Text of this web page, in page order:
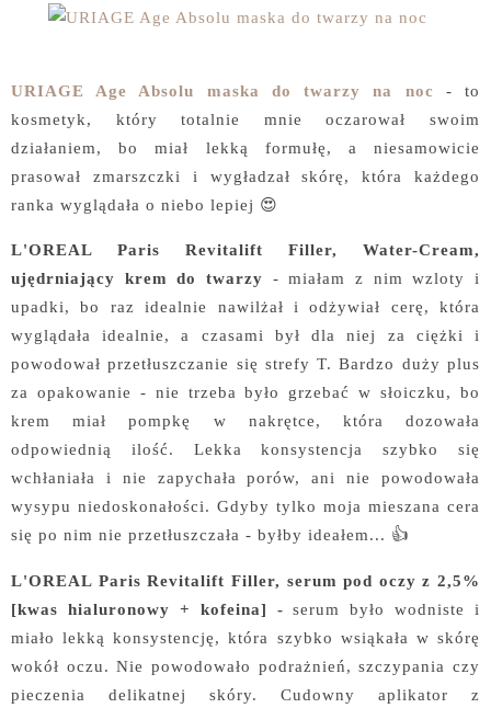
URIAGE Age Absolu maska do twarzy na noc - to
kosmetyk, który totalnie mnie oczarował swoim
działaniem, bo miał lekką formułę, a niesamowicie
prasował zmarszczki i wygładzał skórę, która każdego
ranka wyglądała o niebo lepiej 😍
L'OREAL Paris Revitalift Filler, Water-Cream,
ujędrniający krem do twarzy - miałam z nim wzloty i
upadki, bo raz idealnie nawilżał i odżywiał cerę, która
wyglądała idealnie, a czasami był dla niej za ciężki i
powodował przetłuszczanie się strefy T. Bardzo duży plus
za opakowanie - nie trzeba było grzebać w słoiczku, bo
krem miał pompkę w nakrętce, która dozowała
odpowiednią ilość. Lekka konsystencja szybko się
wchłaniała i nie zapychała porów, ani nie powodowała
wysypu niedoskonałości. Gdyby tylko moja mieszana cera
się po nim nie przetłuszczała - byłby ideałem... 👍
L'OREAL Paris Revitalift Filler, serum pod oczy z 2,5%
[kwas hialuronowy + kofeina] -serum było wodniste i
miało lekką konsystencję, która szybko wsiąkała w skórę
wokół oczu. Nie powodowało podrażnień, szczypania czy
pieczenia delikatnej skóry. Cudowny aplikator z